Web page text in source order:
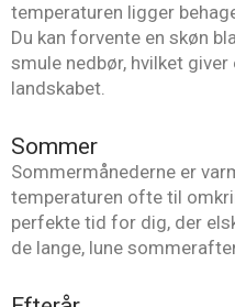
temperaturen ligger
Du kan forvente en skøn
smule nedbør, hvilket
landskabet.
Sommer
Sommermånederne er
temperaturen ofte til
perfekte tid for dig, der
de lange, lune